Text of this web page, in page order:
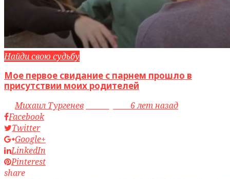
Найди свою судьбу
Мое первое свидание с парнем прошло в
присутствии моих родителей
byМихаил Тургенев
6 лет назад
Facebook
Twitter
Google+
LinkedIn
Pinterest
share